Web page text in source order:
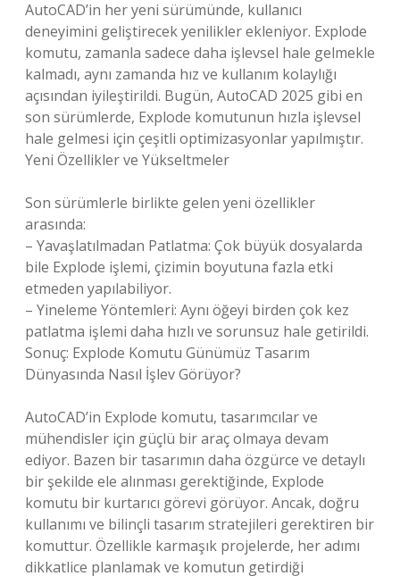
AutoCAD’in her yeni sürümünde, kullanıcı
deneyimini geliştirecek yenilikler ekleniyor. Explode
komutu, zamanla sadece daha işlevsel hale gelmekle
kalmadı, aynı zamanda hız ve kullanım kolaylığı
açısından iyileştirildi. Bugün, AutoCAD 2025 gibi en
son sürümlerde, Explode komutunun hızla işlevsel
hale gelmesi için çeşitli optimizasyonlar yapılmıştır.
Yeni Özellikler ve Yükseltmeler
Son sürümlerle birlikte gelen yeni özellikler
arasında:
– Yavaşlatılmadan Patlatma: Çok büyük dosyalarda
bile Explode işlemi, çizimin boyutuna fazla etki
etmeden yapılabiliyor.
– Yineleme Yöntemleri: Aynı öğeyi birden çok kez
patlatma işlemi daha hızlı ve sorunsuz hale getirildi.
Sonuç: Explode Komutu Günümüz Tasarım
Dünyasında Nasıl İşlev Görüyor?
AutoCAD’in Explode komutu, tasarımcılar ve
mühendisler için güçlü bir araç olmaya devam
ediyor. Bazen bir tasarımın daha özgürce ve detaylı
bir şekilde ele alınması gerektiğinde, Explode
komutu bir kurtarıcı görevi görüyor. Ancak, doğru
kullanımı ve bilinçli tasarım stratejileri gerektiren bir
komuttur. Özellikle karmaşık projelerde, her adımı
dikkatlice planlamak ve komutun getirdiği